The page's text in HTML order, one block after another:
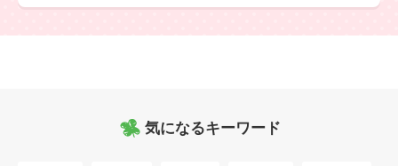
気になるキーワード